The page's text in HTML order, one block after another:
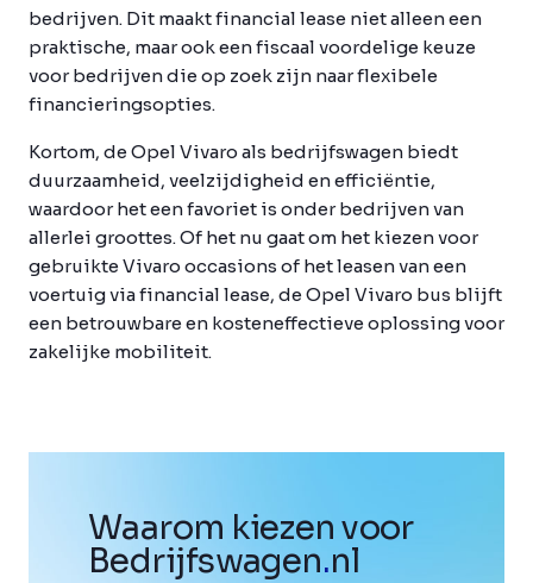
bedrijven. Dit maakt financial lease niet alleen een
praktische, maar ook een fiscaal voordelige keuze
voor bedrijven die op zoek zijn naar flexibele
financieringsopties.
Kortom, de Opel Vivaro als bedrijfswagen biedt
duurzaamheid, veelzijdigheid en efficiëntie,
waardoor het een favoriet is onder bedrijven van
allerlei groottes. Of het nu gaat om het kiezen voor
gebruikte Vivaro occasions of het leasen van een
voertuig via financial lease, de Opel Vivaro bus blijft
een betrouwbare en kosteneffectieve oplossing voor
zakelijke mobiliteit.
Waarom kiezen voor
Bedrijfswagen.nl